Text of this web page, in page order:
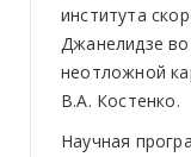
института
Джанелидзе
неотложной
В.А. Костенко.
Научная